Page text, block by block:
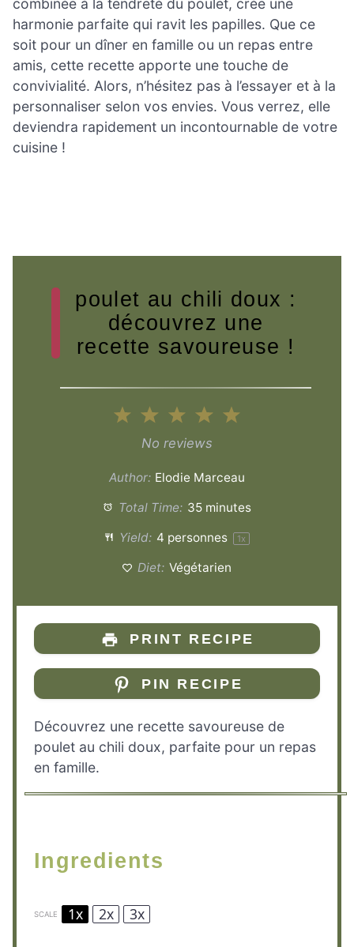
combinée à la tendreté du poulet, crée une
harmonie parfaite qui ravit les papilles. Que ce
soit pour un dîner en famille ou un repas entre
amis, cette recette apporte une touche de
convivialité. Alors, n’hésitez pas à l’essayer et à la
personnaliser selon vos envies. Vous verrez, elle
deviendra rapidement un incontournable de votre
cuisine !
poulet au chili doux :
découvrez une
recette savoureuse !
5
4
3
Stars
2
Stars
1
Star
No reviews
Author: Elodie Marceau
Total Time: 35 minutes
Yield: 4 personnes 1x
Diet: Végétarien
PRINT RECIPE
PIN RECIPE
Découvrez une recette savoureuse de
poulet au chili doux, parfaite pour un repas
en famille.
Ingredients
SCALE 1x 2x 3x